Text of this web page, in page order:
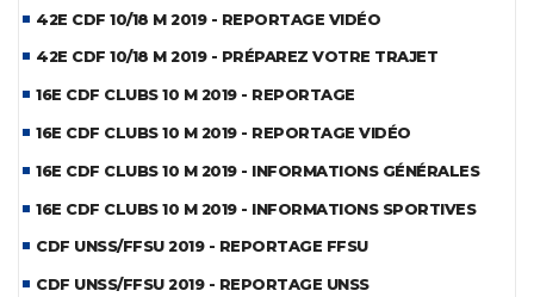
42E CDF 10/18 M 2019 - REPORTAGE VIDÉO
42E CDF 10/18 M 2019 - PRÉPAREZ VOTRE TRAJET
16E CDF CLUBS 10 M 2019 - REPORTAGE
16E CDF CLUBS 10 M 2019 - REPORTAGE VIDÉO
16E CDF CLUBS 10 M 2019 - INFORMATIONS GÉNÉRALES
16E CDF CLUBS 10 M 2019 - INFORMATIONS SPORTIVES
CDF UNSS/FFSU 2019 - REPORTAGE FFSU
CDF UNSS/FFSU 2019 - REPORTAGE UNSS